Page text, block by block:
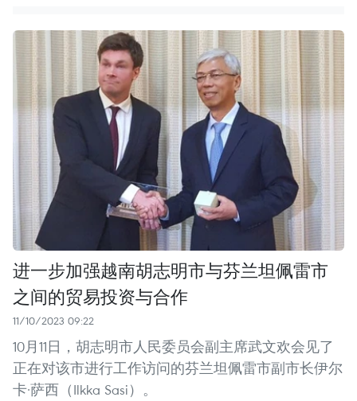
进一步加强越南胡志明市与芬兰坦佩雷市
之间的贸易投资与合作
11/10/2023 09:22
10月11日，胡志明市人民委员会副主席武文欢会见了
正在对该市进行工作访问的芬兰坦佩雷市副市长伊尔
卡·萨西（Ilkka Sasi）。